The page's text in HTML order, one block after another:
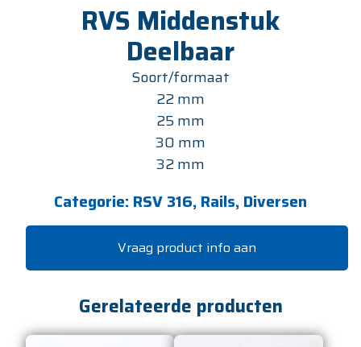
RVS Middenstuk
Deelbaar
Soort/formaat
22 mm
25 mm
30 mm
32 mm
Categorie: RSV 316, Rails, Diversen
Vraag product info aan
Gerelateerde producten